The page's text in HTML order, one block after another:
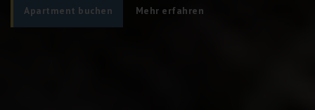
Apartment buchen Mehr erfahren